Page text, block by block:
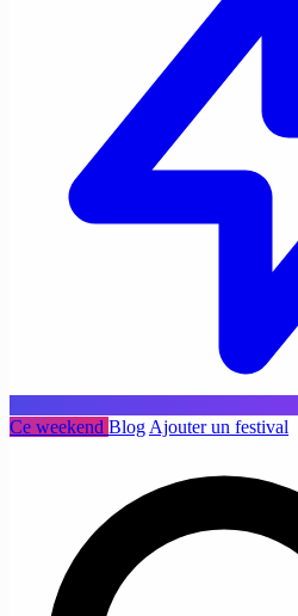
Ce weekend Blog Ajouter un festival